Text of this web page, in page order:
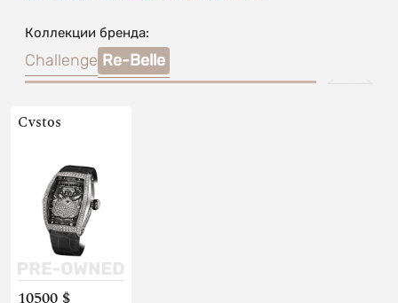
Коллекции бренда:
Challenge Re-Belle
Cvstos
10500 $